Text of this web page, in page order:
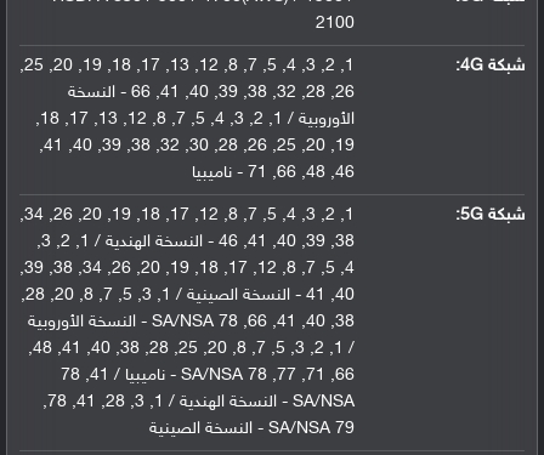
2100
شبكة 4G :
1, 2, 3, 4, 5, 7, 8, 12, 13, 17, 18, 19, 20, 25,
26, 28, 32, 38, 39, 40, 41, 66 - النسخة
الأوروبية / 1, 2, 3, 4, 5, 7, 8, 12, 13, 17, 18,
19, 20, 25, 26, 28, 30, 32, 38, 39, 40, 41,
46, 48, 66, 71 - ناميبيا
شبكة 5G :
1, 2, 3, 4, 5, 7, 8, 12, 17, 18, 19, 20, 26, 34,
38, 39, 40, 41, 46 - النسخة الهندية / 1, 2, 3,
4, 5, 7, 8, 12, 17, 18, 19, 20, 26, 34, 38, 39,
40, 41 - النسخة الصينية / 1, 3, 5, 7, 8, 20, 28,
38, 40, 41, 66, 78 SA/NSA - النسخة الأوروبية
/ 1, 2, 3, 5, 7, 8, 20, 25, 28, 38, 40, 41, 48,
66, 71, 77, 78 SA/NSA - ناميبيا / 41, 78
SA/NSA - النسخة الهندية / 1, 3, 28, 41, 78,
79 SA/NSA - النسخة الصينية